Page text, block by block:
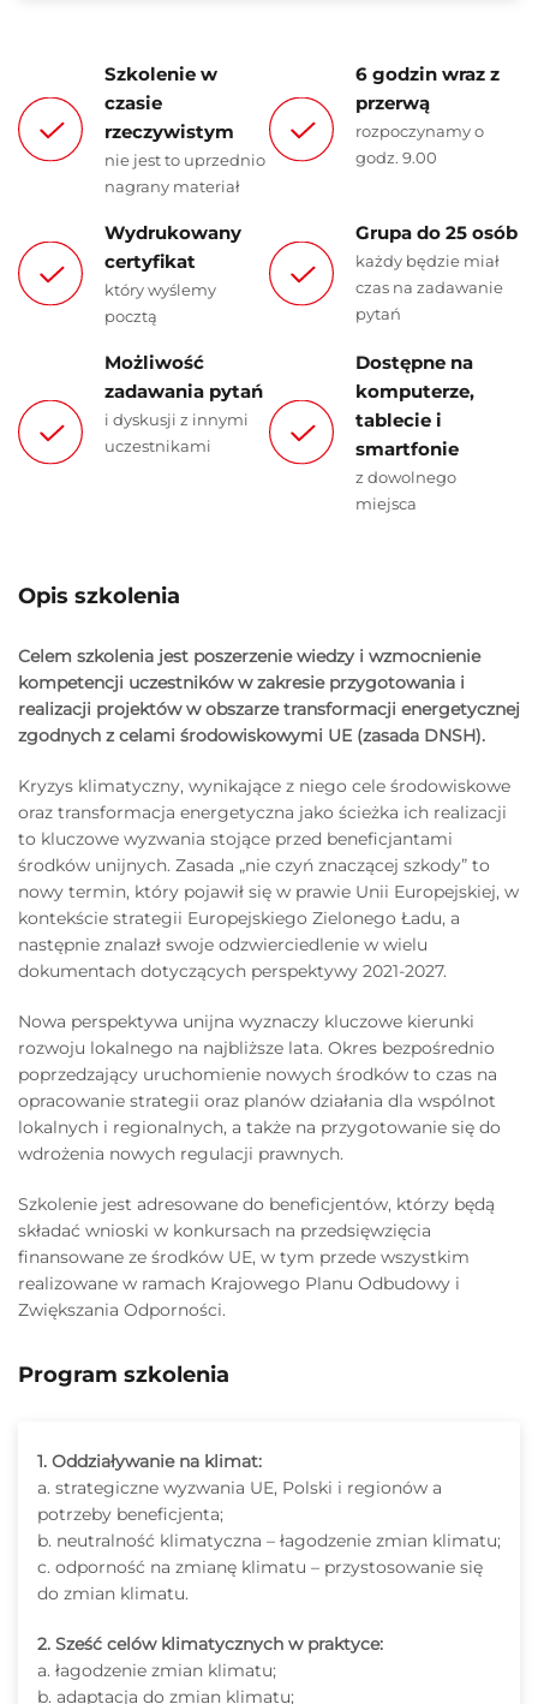
Szkolenie w
czasie
rzeczywistym
nie jest to uprzednio
nagrany materiał
6 godzin wraz z
przerwą
rozpoczynamy o
godz. 9.00
Wydrukowany
certyfikat
który wyślemy
pocztą
Grupa do 25 osób
każdy będzie miał
czas na zadawanie
pytań
Możliwość
zadawania pytań
i dyskusji z innymi
uczestnikami
Dostępne na
komputerze,
tablecie i
smartfonie
z dowolnego
miejsca
Opis szkolenia
Celem szkolenia jest poszerzenie wiedzy i wzmocnienie
kompetencji uczestników w zakresie przygotowania i
realizacji projektów w obszarze transformacji energetycznej
zgodnych z celami środowiskowymi UE (zasada DNSH).
Kryzys klimatyczny, wynikające z niego cele środowiskowe
oraz transformacja energetyczna jako ścieżka ich realizacji
to kluczowe wyzwania stojące przed beneficjantami
środków unijnych. Zasada „nie czyń znaczącej szkody” to
nowy termin, który pojawił się w prawie Unii Europejskiej, w
kontekście strategii Europejskiego Zielonego Ładu, a
następnie znalazł swoje odzwierciedlenie w wielu
dokumentach dotyczących perspektywy 2021-2027.
Nowa perspektywa unijna wyznaczy kluczowe kierunki
rozwoju lokalnego na najbliższe lata. Okres bezpośrednio
poprzedzający uruchomienie nowych środków to czas na
opracowanie strategii oraz planów działania dla wspólnot
lokalnych i regionalnych, a także na przygotowanie się do
wdrożenia nowych regulacji prawnych.
Szkolenie jest adresowane do beneficjentów, którzy będą
składać wnioski w konkursach na przedsięwzięcia
finansowane ze środków UE, w tym przede wszystkim
realizowane w ramach Krajowego Planu Odbudowy i
Zwiększania Odporności.
Program szkolenia
1. Oddziaływanie na klimat:
a. strategiczne wyzwania UE, Polski i regionów a
potrzeby beneficjenta;
b. neutralność klimatyczna – łagodzenie zmian klimatu;
c. odporność na zmianę klimatu – przystosowanie się
do zmian klimatu.
2. Sześć celów klimatycznych w praktyce:
a. łagodzenie zmian klimatu;
b. adaptacja do zmian klimatu;